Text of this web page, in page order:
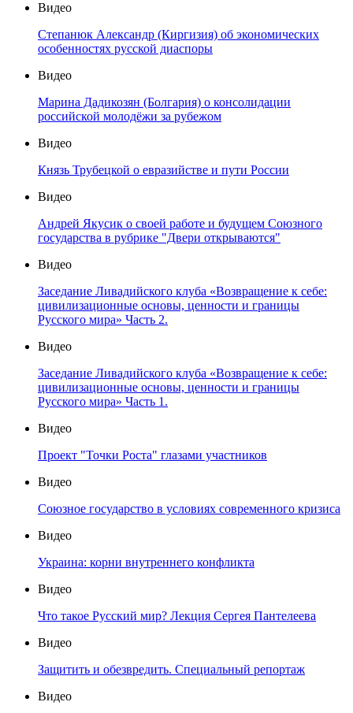
Видео
Степанюк Александр (Киргизия) об экономических
особенностях русской диаспоры
Видео
Марина Дадикозян (Болгария) о консолидации
российской молодёжи за рубежом
Видео
Князь Трубецкой о евразийстве и пути России
Видео
Андрей Якусик о своей работе и будущем Союзного
государства в рубрике "Двери открываются"
Видео
Заседание Ливадийского клуба «Возвращение к себе:
цивилизационные основы, ценности и границы
Русского мира» Часть 2.
Видео
Заседание Ливадийского клуба «Возвращение к себе:
цивилизационные основы, ценности и границы
Русского мира» Часть 1.
Видео
Проект "Точки Роста" глазами участников
Видео
Союзное государство в условиях современного кризиса
Видео
Украина: корни внутреннего конфликта
Видео
Что такое Русский мир? Лекция Сергея Пантелеева
Видео
Защитить и обезвредить. Специальный репортаж
Видео